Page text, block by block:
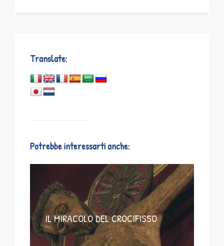
Translate:
Potrebbe interessarti anche:
IL MIRACOLO DEL CROCIFISSO